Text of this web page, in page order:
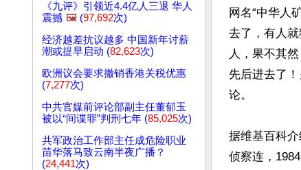
《九评》引领近4.4亿人三退 华人
震撼 🖼️ (97,692次)
经济越差抗议越多 中国新年讨薪
潮或提早启动 (82,623次)
欧洲议会要求撤销香港关税优惠
(7,277次)
中共官媒前评论部副主任董郁玉
被以“间谍罪”判刑七年 (85,025次)
共军政治工作部主任成危险职业
苗华落马致云南半夜广播？
(24,441次)
网名“中华人
去了，有人
人，果不其
先后进去了
论。
据维基百科
侦察连，